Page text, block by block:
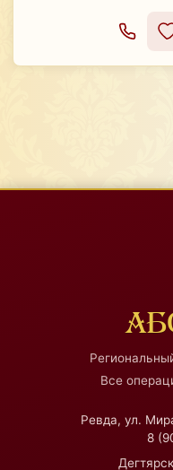
Все
Ревда, ул.
8